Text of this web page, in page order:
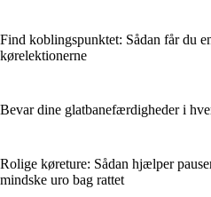
Find koblingspunktet: Sådan får du
kørelektionerne
Bevar dine glatbanefærdigheder i
Rolige køreture: Sådan hjælper
mindske uro bag rattet